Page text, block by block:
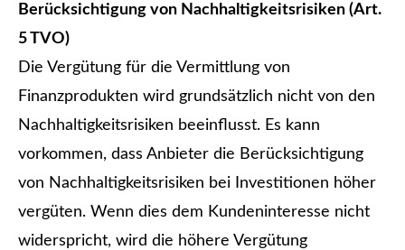
Berücksichtigung von Nachhaltigkeitsrisiken (Art.
5 TVO)
Die Vergütung für die Vermittlung von
Finanzprodukten wird grundsätzlich nicht von den
Nachhaltigkeitsrisiken beeinflusst. Es kann
vorkommen, dass Anbieter die Berücksichtigung
von Nachhaltigkeitsrisiken bei Investitionen höher
vergüten. Wenn dies dem Kundeninteresse nicht
widerspricht, wird die höhere Vergütung